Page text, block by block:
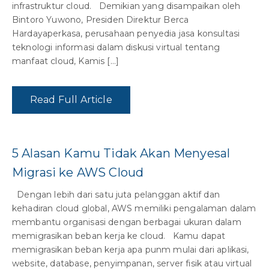
infrastruktur cloud. Demikian yang disampaikan oleh
Bintoro Yuwono, Presiden Direktur Berca
Hardayaperkasa, perusahaan penyedia jasa konsultasi
teknologi informasi dalam diskusi virtual tentang
manfaat cloud, Kamis […]
Read Full Article
5 Alasan Kamu Tidak Akan Menyesal
Migrasi ke AWS Cloud
Dengan lebih dari satu juta pelanggan aktif dan
kehadiran cloud global, AWS memiliki pengalaman dalam
membantu organisasi dengan berbagai ukuran dalam
memigrasikan beban kerja ke cloud. Kamu dapat
memigrasikan beban kerja apa punm mulai dari aplikasi,
website, database, penyimpanan, server fisik atau virtual